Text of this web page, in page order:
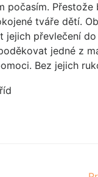
počasím.
tváře dětí.
převlečení
jedné z
Bez jejich